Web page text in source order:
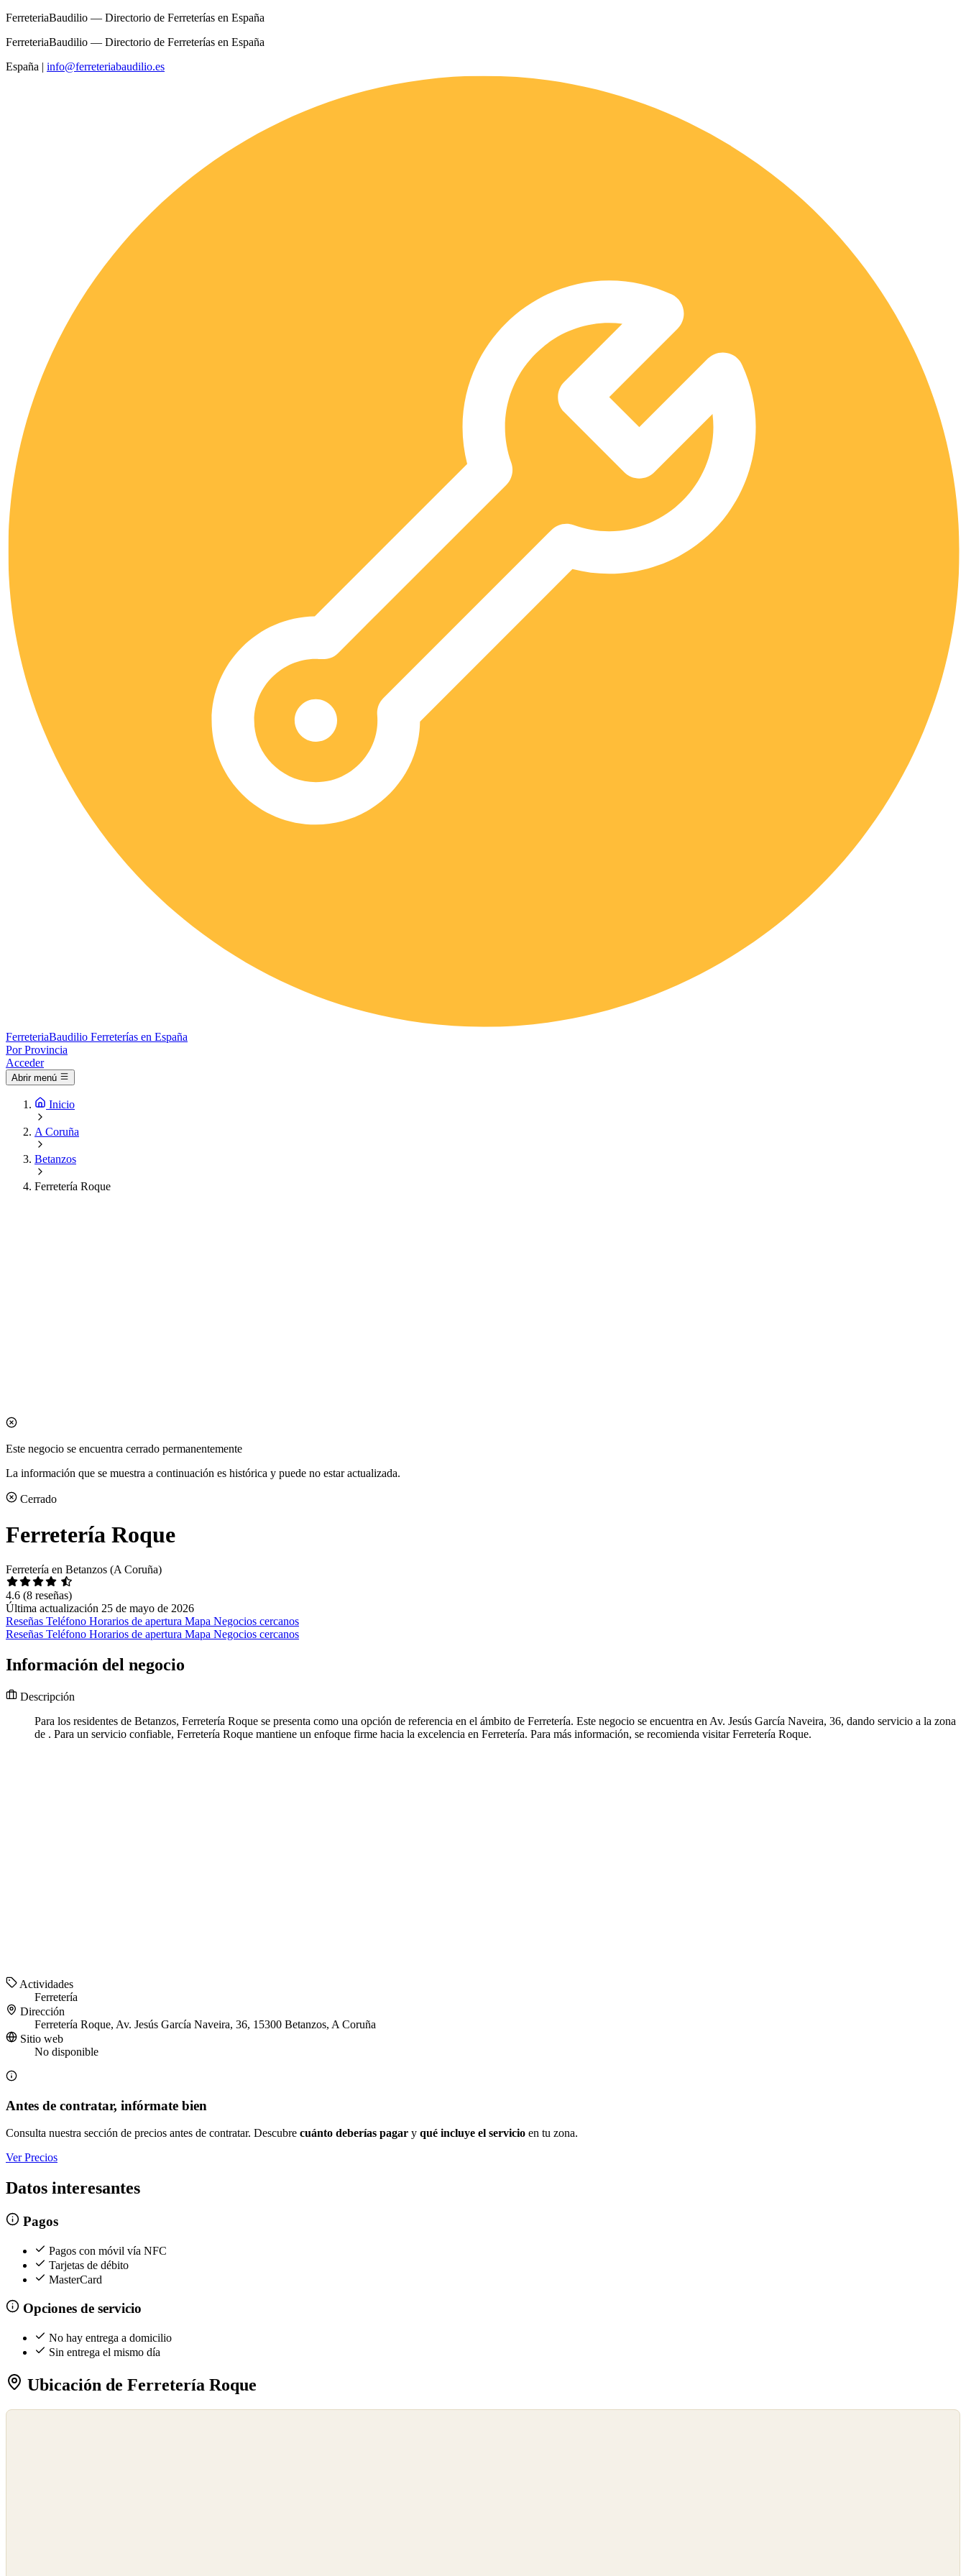
FerreteriaBaudilio — Directorio de Ferreterías en España
FerreteriaBaudilio — Directorio de Ferreterías en España
España | info@ferreteriabaudilio.es
FerreteriaBaudilio Ferreterías en España
Por Provincia
Acceder
Abrir menú
Inicio
A Coruña
Betanzos
Ferretería Roque
Este negocio se encuentra cerrado permanentemente
La información que se muestra a continuación es histórica y puede no estar actualizada.
Cerrado
Ferretería Roque
Ferretería en Betanzos (A Coruña)
4.6 (8 reseñas)
Última actualización 25 de mayo de 2026
Reseñas Teléfono Horarios de apertura Mapa Negocios cercanos
Reseñas Teléfono Horarios de apertura Mapa Negocios cercanos
Información del negocio
Descripción
Para los residentes de Betanzos, Ferretería Roque se presenta como una opción de referencia en el ámbito de Ferretería. Este negocio se encuentra en Av. Jesús García Naveira, 36, dando servicio a la zona
de . Para un servicio confiable, Ferretería Roque mantiene un enfoque firme hacia la excelencia en Ferretería. Para más información, se recomienda visitar Ferretería Roque.
Actividades
Ferretería
Dirección
Ferretería Roque, Av. Jesús García Naveira, 36, 15300 Betanzos, A Coruña
Sitio web
No disponible
Antes de contratar, infórmate bien
Consulta nuestra sección de precios antes de contratar. Descubre cuánto deberías pagar y qué incluye el servicio en tu zona.
Ver Precios
Datos interesantes
Pagos
Pagos con móvil vía NFC
Tarjetas de débito
MasterCard
Opciones de servicio
No hay entrega a domicilio
Sin entrega el mismo día
Ubicación de Ferretería Roque